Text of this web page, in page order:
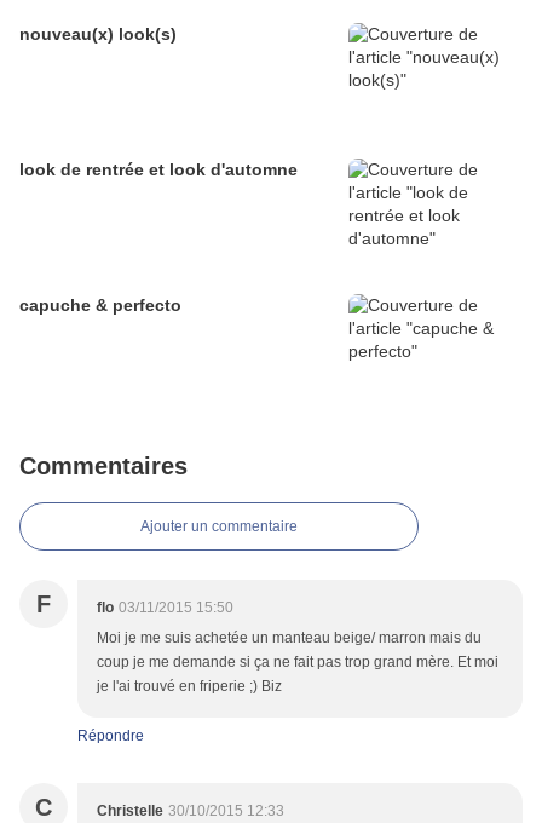
nouveau(x) look(s)
look de rentrée et look d'automne
capuche & perfecto
Commentaires
Ajouter un commentaire
F flo 03/11/2015 15:50
Moi je me suis achetée un manteau beige/ marron mais du
coup je me demande si ça ne fait pas trop grand mère. Et moi
je l'ai trouvé en friperie ;) Biz
Répondre
C Christelle 30/10/2015 12:33